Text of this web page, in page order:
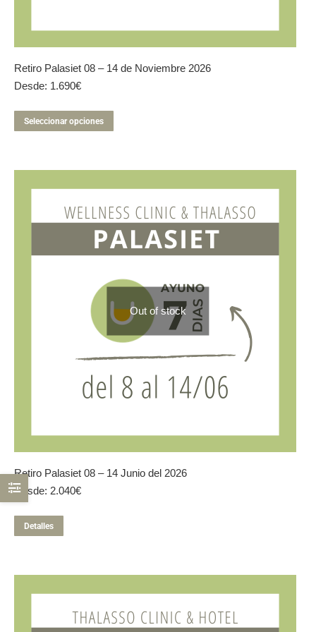
Retiro Palasiet 08 – 14 de Noviembre 2026
Desde: 1.690€
Seleccionar opciones
producto
variantes.
Las
se
pueden
elegir
en
página
de
producto
Out of stock
Retiro Palasiet 08 – 14 Junio del 2026
Desde: 2.040€
Detalles
producto
variantes.
Las